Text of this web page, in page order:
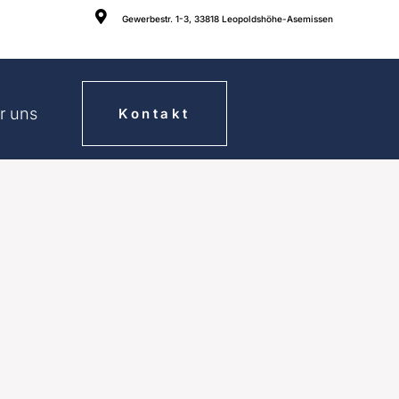
 Gewerbestr. 1-3, 33818 Leopoldshöhe-Asemissen
uns Kontakt